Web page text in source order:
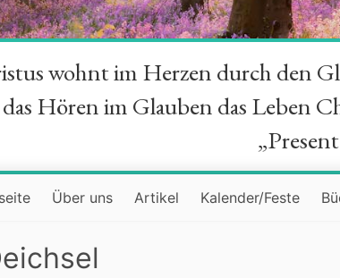
wohnt im Herzen durch den
Hören im Glauben das Leben
Über uns Artikel Kalender/Feste